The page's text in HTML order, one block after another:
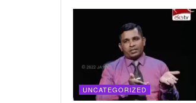
UNCATEGORIZED